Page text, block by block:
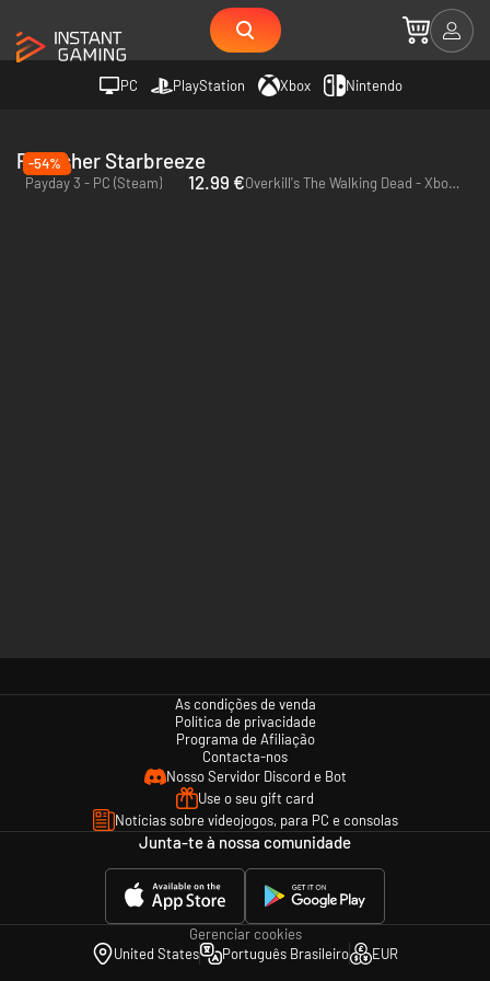
PC PlayStation Xbox Nintendo
Publisher Starbreeze
-54%
Payday 3 - PC (Steam)
12.99 € Overkill's The Walking Dead - Xbox One
As condições de venda
Política de privacidade
Programa de Afiliação
Contacta-nos
Nosso Servidor Discord e Bot
Use o seu gift card
Notícias sobre videojogos, para PC e consolas
Junta-te à nossa comunidade
Gerenciar cookies
United States
Português Brasileiro EUR